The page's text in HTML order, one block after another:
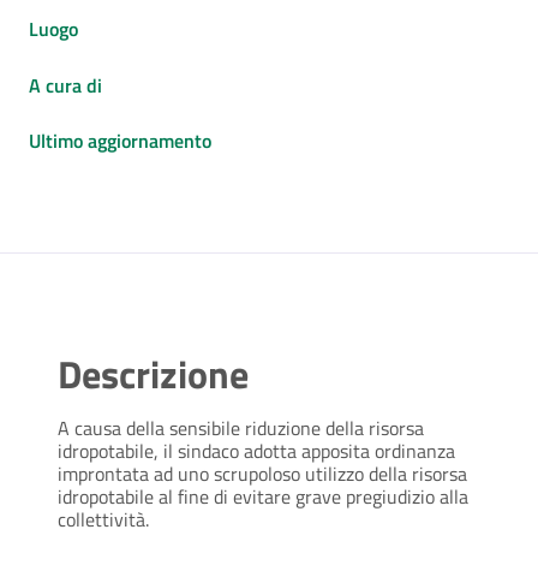
Luogo
A cura di
Ultimo aggiornamento
Descrizione
A causa della sensibile riduzione della risorsa
idropotabile, il sindaco adotta apposita ordinanza
improntata ad uno scrupoloso utilizzo della risorsa
idropotabile al fine di evitare grave pregiudizio alla
collettività.